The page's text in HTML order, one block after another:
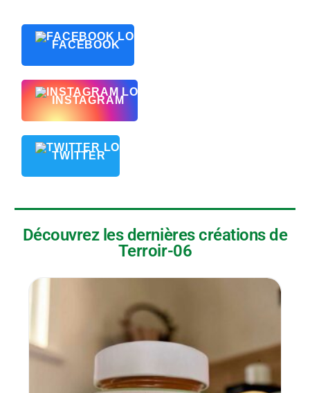
FACEBOOK
INSTAGRAM
TWITTER
Découvrez les dernières créations de
Terroir-06